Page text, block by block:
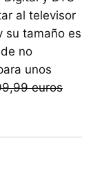
al televisor
su tamaño es
no
unos
euros